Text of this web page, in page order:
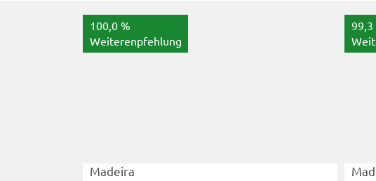
100,0 %
Weiterenpfehlung
Madeira
99,3